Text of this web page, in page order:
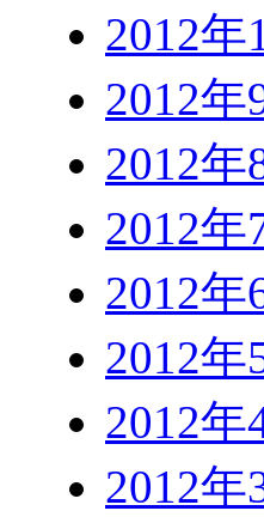
2012年
2012年
2012年
2012年
2012年
2012年
2012年
2012年